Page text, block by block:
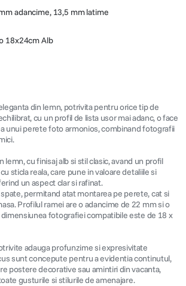
adancime, 13,5 mm latime
18x24cm Alb
din lemn, potrivita pentru orice tip de
cu un profil de lista usor mai adanc, o face
unui perete foto armonios, combinand fotografii
lemn, cu finisaj alb si stil clasic, avand un profil
sticla reala, care pune in valoare detaliile si
un aspect clar si rafinat.
permitand atat montarea pe perete, cat si
Profilul ramei are o adancime de 22 mm si o
dimensiunea fotografiei compatibile este de 18 x
adauga profunzime si expresivitate
sunt concepute pentru a evidentia continutul,
postere decorative sau amintiri din vacanta,
gusturile si stilurile de amenajare.